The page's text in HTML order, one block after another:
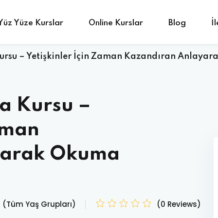
Yüze Kurslar Online Kurslar Blog
– Yetişkinler İçin Zaman Kazandıran
Kursu –
Okuma
(Tüm Yaş Grupları) (0 Reviews)
Don’t have an account?